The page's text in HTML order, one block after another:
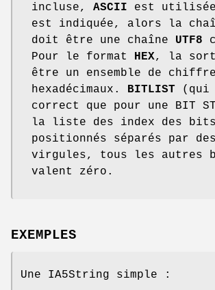
incluse, ASCII est
est indiquée, alors la
doit être une chaîne UTF8
Pour le format HEX, la
être un ensemble de
hexadécimaux. BITLIST (qui
correct que pour une BIT
la liste des index des bits
positionnés séparés par des
virgules, tous les autres
valent zéro.
EXEMPLES
Une IA5String simple :